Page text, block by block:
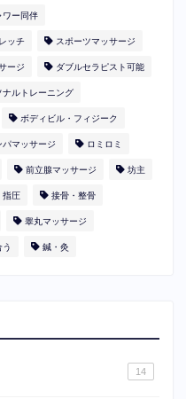
ワー同伴
ッチ スポーツマッサージ
ージ ダブルセラピスト可能
ナルトレーニング
ボディビル・フィジーク
パマッサージ ロミロミ
前立腺マッサージ 坊主
指圧 接骨・整骨
睾丸マッサージ
鍼・灸
14